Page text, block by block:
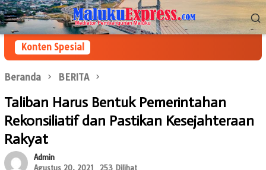
Loncat
ke
konten
Menu
Mobile
Konten Spesial
Beranda BERITA
Taliban Harus Bentuk Pemerintahan
Rekonsiliatif dan Pastikan Kesejahteraan
Rakyat
Admin
Agustus 20, 2021
253 Dilihat